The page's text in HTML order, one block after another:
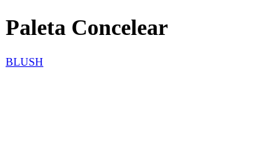
Paleta Concelear
BLUSH